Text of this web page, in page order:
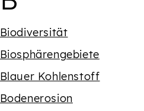
Biodiversität
Biosphärengebiete
Blauer Kohlenstoff
Bodenerosion